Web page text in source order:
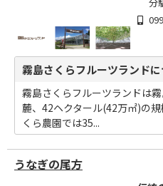
霧島さくらフルーツランドに
霧島さくらフルーツランドは
麓、42ヘクタール(42万㎡)の
くら農園では35...
うなぎの尾方